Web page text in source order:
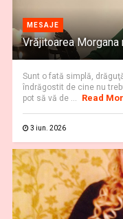
MESAJE
Vrăjitoarea
Sunt o fată simplă,
îndrăgostit de cine nu
pot să vă de ...
Read
3 iun. 2026